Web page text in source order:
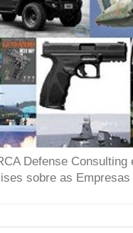
Defense
sobre as